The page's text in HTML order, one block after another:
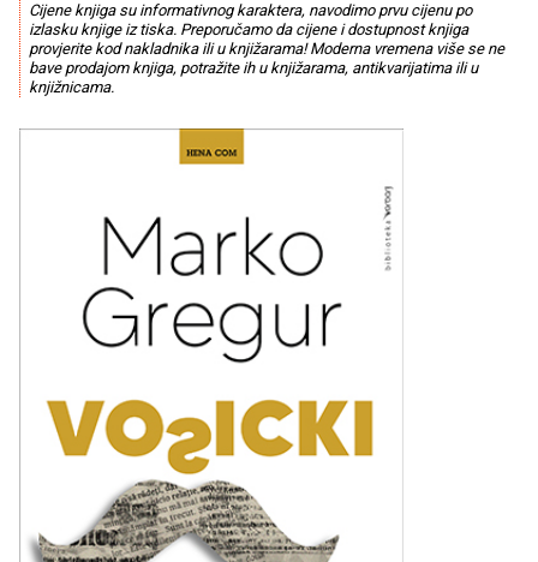
Cijene knjiga su informativnog karaktera, navodimo prvu cijenu po
izlasku knjige iz tiska. Preporučamo da cijene i dostupnost knjiga
provjerite kod nakladnika ili u knjižarama! Moderna vremena više se ne
bave prodajom knjiga, potražite ih u knjižarama, antikvarijatima ili u
knjižnicama.